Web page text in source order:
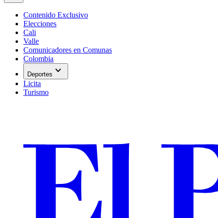
Contenido Exclusivo
Elecciones
Cali
Valle
Comunicadores en Comunas
Colombia
Deportes expand_more
Licita
Turismo